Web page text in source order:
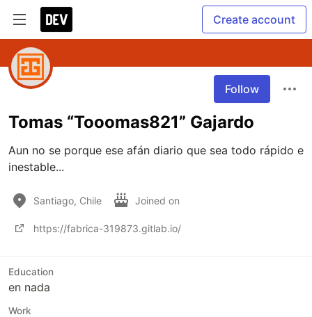
Create account
Follow
Tomas “Tooomas821” Gajardo
Aun no se porque ese afán diario que sea todo rápido e
inestable...
Santiago, Chile Joined on
https://fabrica-319873.gitlab.io/
Education
en nada
Work